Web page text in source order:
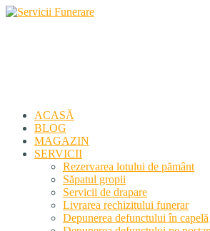
ACASĂ
BLOG
MAGAZIN
SERVICII
Rezervarea lotului de pământ
Săpatul gropii
Servicii de drapare
Livrarea rechizitului funerar
Depunerea defunctului în capelă